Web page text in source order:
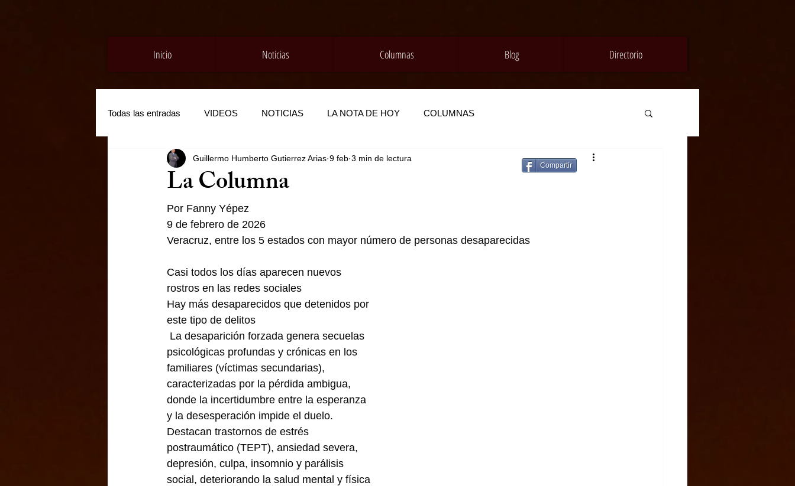
Inicio Noticias Columnas Blog Directorio
Todas las entradas VIDEOS NOTICIAS LA NOTA DE HOY COLUMNAS
La Columna
Guillermo Humberto Gutierrez Arias 9 feb 3 min de lectura
Por Fanny Yépez
9 de febrero de 2026
Veracruz, entre los 5 estados con mayor número de personas desaparecidas
Casi todos los días aparecen nuevos
rostros en las redes sociales
Hay más desaparecidos que detenidos por
este tipo de delitos
La desaparición forzada genera secuelas
psicológicas profundas y crónicas en los
familiares (víctimas secundarias),
caracterizadas por la pérdida ambigua,
donde la incertidumbre entre la esperanza
y la desesperación impide el duelo.
Destacan trastornos de estrés
postraumático (TEPT), ansiedad severa,
depresión, culpa, insomnio y parálisis
social, deteriorando la salud mental y física
Compartir